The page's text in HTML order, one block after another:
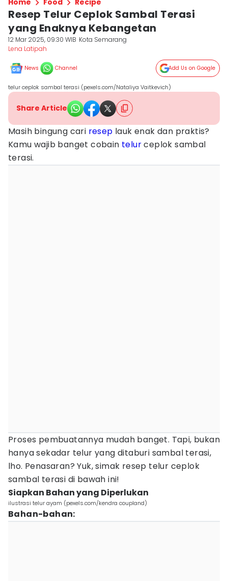
Home Food Recipe
Resep Telur Ceplok Sambal Terasi
yang Enaknya Kebangetan
12 Mar 2025, 09:30 WIB Kota Semarang
Lena Latipah
News Channel Add Us on Google
telur ceplok sambal terasi (pexels.com/Nataliya Vaitkevich)
Share Article
Masih bingung cari resep lauk enak dan praktis?
Kamu wajib banget cobain telurceplok sambal
terasi.
Proses pembuatannya mudah banget. Tapi, bukan
hanya sekadar telur yang ditaburi sambal terasi,
lho. Penasaran? Yuk, simak resep telur ceplok
sambal terasi di bawah ini!
Siapkan Bahan yang Diperlukan
ilustrasi telur ayam (pexels.com/kendra coupland)
Bahan-bahan: